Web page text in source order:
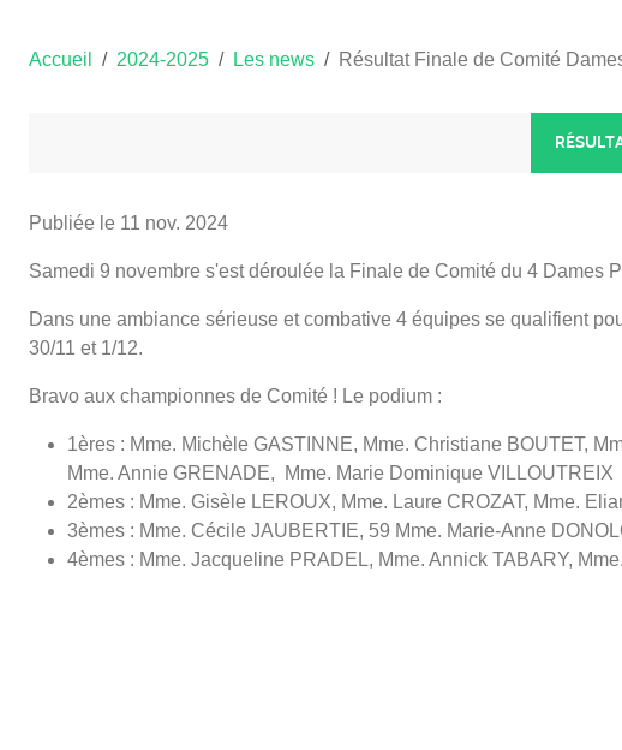
Accueil 2024-2025 Les news Résultat Finale de Comité
Publiée le 11 nov. 2024
Samedi 9 novembre s'est déroulée la Finale de Comité du 4 Dames
Dans une ambiance sérieuse et combative 4 équipes se qualifient
30/11 et 1/12.
Bravo aux championnes de Comité ! Le podium :
1ères : Mme. Michèle GASTINNE, Mme. Christiane BOUTET,
Mme. Annie GRENADE, Mme. Marie Dominique VILLOUTREIX
2èmes : Mme. Gisèle LEROUX, Mme. Laure CROZAT, Mme.
3èmes : Mme. Cécile JAUBERTIE, 59 Mme. Marie-Anne
4èmes : Mme. Jacqueline PRADEL, Mme. Annick TABARY,